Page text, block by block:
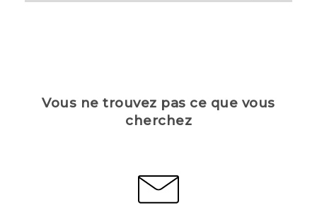
Vous ne trouvez pas ce que vous
cherchez